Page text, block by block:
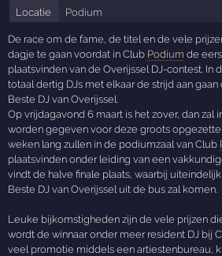
Locatie
Podium
De race om de fame, de titel en de vele
dagje te gaan voordat in Club Podium de
plaatsvinden van de Overijssel DJ-contest. In
totaal dertig DJs met elkaar de strijd aan
Beste DJ van Overijssel.
Op vrijdagavond 6 maart is het zover, dan zal
worden gegeven voor deze groots
weken lang zullen in de podiumzaal van Club
plaatsvinden onder leiding van een
vindt de halve finale plaats, waarbij
Beste DJ van Overijssel uit de bus zal komen.
Leuke bijkomstigheden zijn de vele prijzen
wordt de winnaar onder meer resident DJ bij
veel promotie middels een artiestenbureau,